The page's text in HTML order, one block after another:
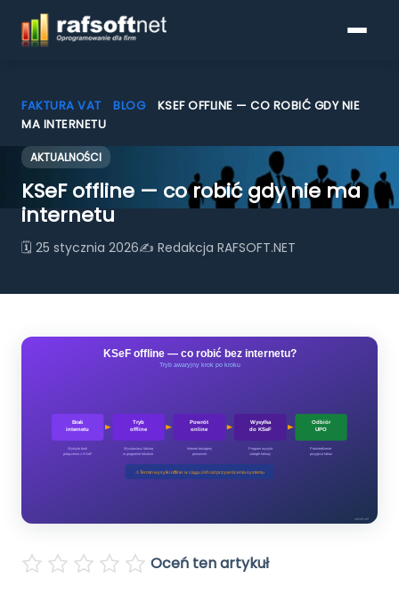
Programy do faktur
Pobierz
Porównanie funkcjonalności
Polski English
FAKTURA VAT BLOG
KSEF OFFLINE — CO ROBIĆ GDY NIE
MA INTERNETU
AKTUALNOŚCI
KSeF offline — co robić gdy nie ma
internetu
🗓 25 stycznia 2026✍ Redakcja RAFSOFT.NET
Oceń ten artykuł